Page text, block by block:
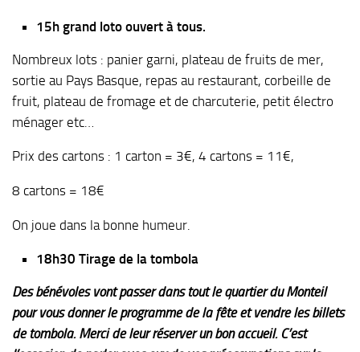
15h grand loto ouvert à tous.
Nombreux lots : panier garni, plateau de fruits de mer,
sortie au Pays Basque, repas au restaurant, corbeille de
fruit, plateau de fromage et de charcuterie, petit électro
ménager etc…
Prix des cartons : 1 carton = 3€, 4 cartons = 11€,
8 cartons = 18€
On joue dans la bonne humeur.
18h30 Tirage de la tombola
Des bénévoles vont passer dans tout le quartier du Monteil
pour vous donner le programme de la fête et vendre les billets
de tombola. Merci de leur réserver un bon accueil. C’est